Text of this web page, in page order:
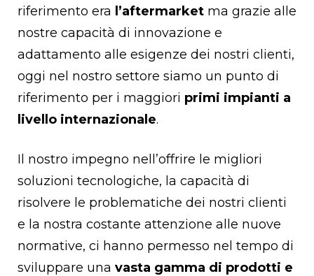
riferimento era l’aftermarket ma grazie alle
nostre capacità di innovazione e
adattamento alle esigenze dei nostri clienti,
oggi nel nostro settore siamo un punto di
riferimento per i maggiori primi impianti a
livello internazionale.
Il nostro impegno nell’offrire le migliori
soluzioni tecnologiche, la capacità di
risolvere le problematiche dei nostri clienti
e la nostra costante attenzione alle nuove
normative, ci hanno permesso nel tempo di
sviluppare una vasta gamma di prodotti e